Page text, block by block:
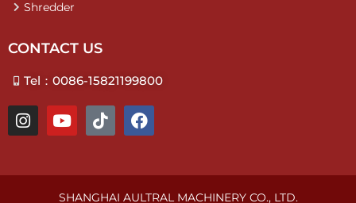
Shredder
CONTACT US
Tel：0086-15821199800
I
n
a
Y
o
u
b
T
i
o
k
F
a
b
o
SHANGHAI AULTRAL MACHINERY CO., LTD.